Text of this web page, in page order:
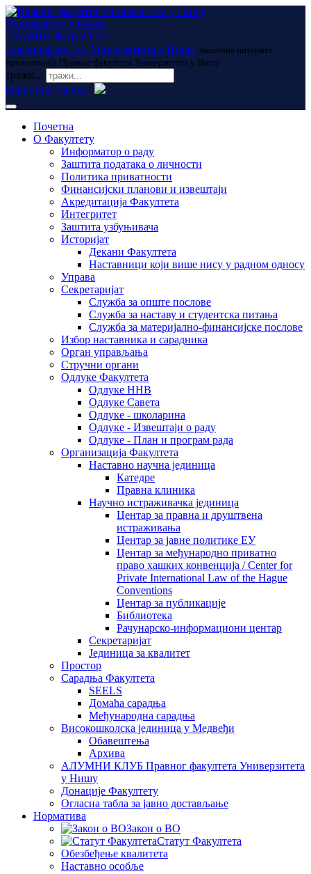
Универзитет у Нишу
ПРАВНИ ФАКУЛТЕТ
Правни факултет Универзитета у Нишу Званична интернет
презентација Правног факултета Универзитета у Нишу
тражи...
ћирилица latinica
Почетна
О Факултету
Информатор о раду
Заштита података о личности
Политика приватности
Финансијски планови и извештаји
Акредитација Факултета
Интегритет
Заштита узбуњивача
Историјат
Декани Факултета
Наставници који више нису у радном односу
Управа
Секретаријат
Служба за опште послове
Служба за наставу и студентска питања
Служба за материјално-финансијске послове
Избор наставника и сарадника
Oрган управљања
Стручни органи
Одлуке Факултета
Одлуке ННВ
Одлуке Савета
Одлуке - школарина
Одлуке - Извештаји о раду
Одлуке - План и програм рада
Организација Факултета
Наставно научна јединица
Катедре
Правна клиника
Научно истраживачка јединица
Центар за правна и друштвена
истраживања
Центар за јавне политике ЕУ
Центар за међународно приватно
право хашких конвенција / Center for
Private International Law of the Hague
Conventions
Центар за публикације
Библиотека
Рачунарско-информациони центар
Секретаријат
Јединица за квалитет
Простор
Сарадња Факултета
SEELS
Домаћа сарадња
Међународна сарадња
Високошколска јединица у Медвеђи
Обавештења
Архива
АЛУМНИ КЛУБ Правног факултета Универзитета
у Нишу
Донације Факултету
Огласна табла за јавно достављање
Норматива
Закон о ВО
Статут Факултета
Обезбеђење квалитета
Наставно особље